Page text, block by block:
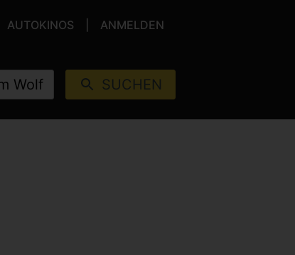
AUTOKINOS ANMELDEN
SUCHEN